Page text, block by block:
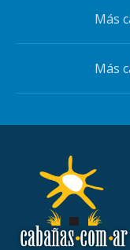
Más
Más